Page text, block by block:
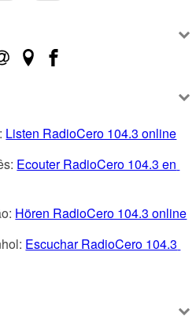
Listen RadioCero 104.3 online
Ecouter RadioCero 104.3 en
Hören RadioCero 104.3 online
Escuchar RadioCero 104.3